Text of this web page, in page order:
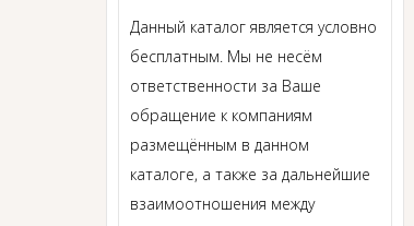
Данный каталог является условно
бесплатным. Мы не несём
ответственности за Ваше
обращение к компаниям
размещённым в данном
каталоге, а также за дальнейшие
взаимоотношения между